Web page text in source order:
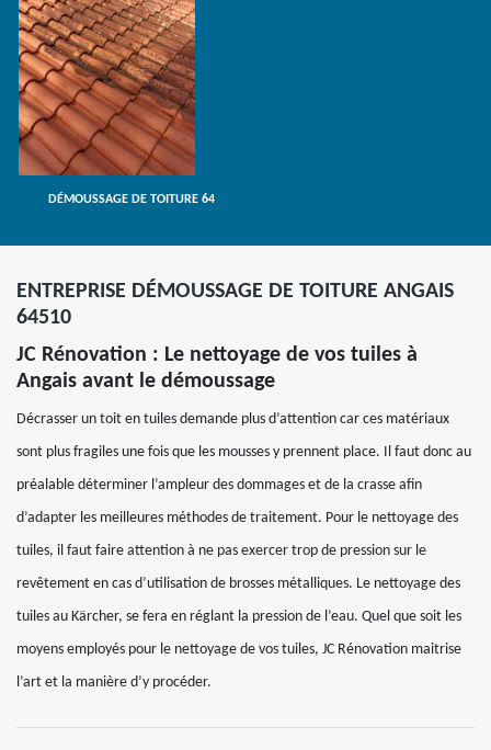
DÉMOUSSAGE DE TOITURE 64
ENTREPRISE DÉMOUSSAGE DE TOITURE ANGAIS
64510
JC Rénovation : Le nettoyage de vos tuiles à
Angais avant le démoussage
Décrasser un toit en tuiles demande plus d’attention car ces matériaux
sont plus fragiles une fois que les mousses y prennent place. Il faut donc au
préalable déterminer l’ampleur des dommages et de la crasse afin
d’adapter les meilleures méthodes de traitement. Pour le nettoyage des
tuiles, il faut faire attention à ne pas exercer trop de pression sur le
revêtement en cas d’utilisation de brosses métalliques. Le nettoyage des
tuiles au Kärcher, se fera en réglant la pression de l’eau. Quel que soit les
moyens employés pour le nettoyage de vos tuiles, JC Rénovation maitrise
l’art et la manière d’y procéder.